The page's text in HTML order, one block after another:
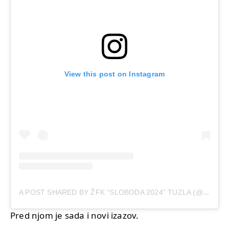
View this post on Instagram
A
POST SHARED BY ŽFK “SLOBODA 2024” TUZLA (@ZFKSLOBODA.TUZLA)
Pred njom je sada i novi izazov.